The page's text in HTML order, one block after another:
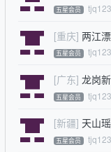
五星会员
[重庆] 两江
五星会员
[广东] 龙岗
五星会员
[新疆] 天山
五星会员